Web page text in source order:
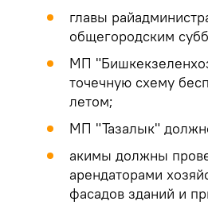
главы
общегородским
МП
точечную схему
летом;
МП "Тазалык"
акимы должны
арендаторами
фасадов зданий и